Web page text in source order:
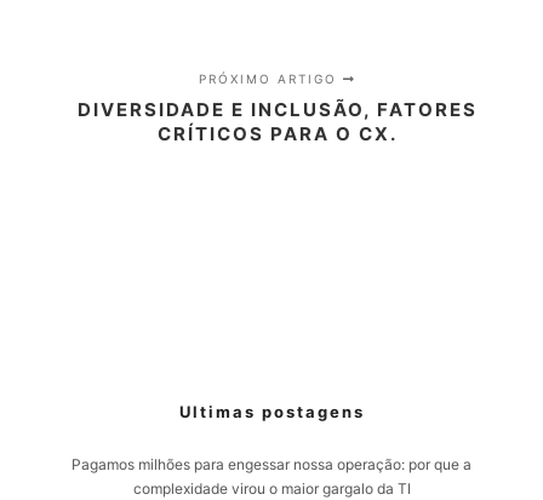
PRÓXIMO ARTIGO
DIVERSIDADE E INCLUSÃO, FATORES
CRÍTICOS PARA O CX.
Ultimas postagens
Pagamos milhões para engessar nossa operação: por que a
complexidade virou o maior gargalo da TI